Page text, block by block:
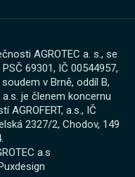
AGROTEC a. s., se
69301, IČ 00544957,
v Brně, oddíl B,
je členem koncernu
AGROFERT, a.s., IČ
2327/2, Chodov, 149
a.s